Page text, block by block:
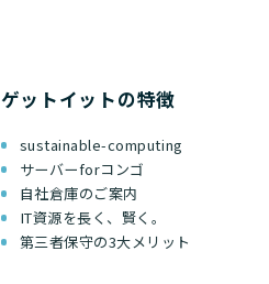
ゲットイットの特徴
sustainable-computing
サーバーforコンゴ
自社倉庫のご案内
IT資源を長く、賢く。
第三者保守の3大メリット